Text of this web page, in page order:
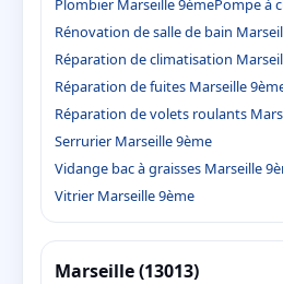
Rénovation de salle de bain
Réparation de climatisation
Réparation de fuites Marseille
Réparation de volets roulants
Serrurier Marseille 9ème
Vidange bac à graisses Marseille
Vitrier Marseille 9ème
Marseille (13013)